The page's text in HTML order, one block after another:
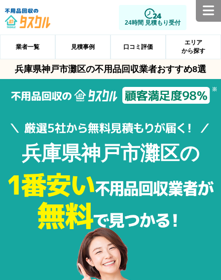
24時間 見積もり受付
業者一覧 見積事例 口コミ評価
エリア
から探す
兵庫県神戸市灘区の不用品回収業者おすすめ8選
兵庫県神戸市灘区の